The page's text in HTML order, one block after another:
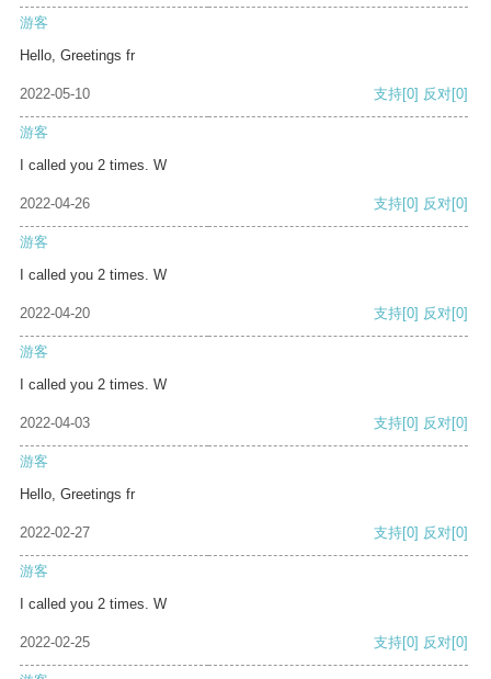
游客
Hello, Greetings fr
2022-05-10 支持[0] 反对[0]
游客
I called you 2 times. W
2022-04-26 支持[0] 反对[0]
游客
I called you 2 times. W
2022-04-20 支持[0] 反对[0]
游客
I called you 2 times. W
2022-04-03 支持[0] 反对[0]
游客
Hello, Greetings fr
2022-02-27 支持[0] 反对[0]
游客
I called you 2 times. W
2022-02-25 支持[0] 反对[0]